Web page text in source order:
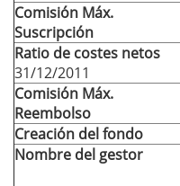
Comisión Máx.
Suscripción
Ratio de costes netos
31/12/2011
Comisión Máx.
Reembolso
Creación del fondo
Nombre del gestor